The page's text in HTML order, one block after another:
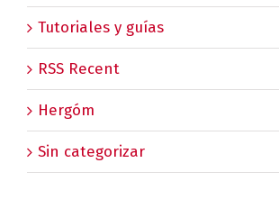
Tutoriales y guías
RSS Recent
Hergóm
Sin categorizar